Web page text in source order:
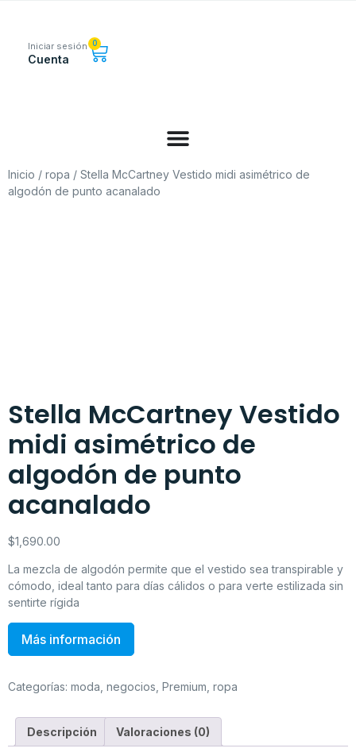
Iniciar sesión
Cuenta
0
Inicio / ropa / Stella McCartney Vestido midi asimétrico de
algodón de punto acanalado
Stella McCartney Vestido
midi asimétrico de
algodón de punto
acanalado
$1,690.00
La mezcla de algodón permite que el vestido sea transpirable y
cómodo, ideal tanto para días cálidos o para verte estilizada sin
sentirte rígida
Más información
Categorías: moda negocios Premium ropa
Descripción Valoraciones (0)